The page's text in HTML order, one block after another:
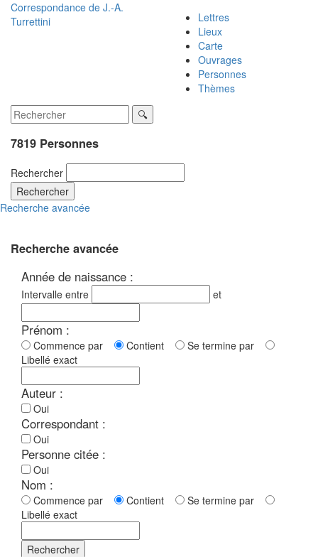
Correspondance de J.-A.
Turrettini
Lettres
Lieux
Carte
Ouvrages
Personnes
Thèmes
7819 Personnes
Rechercher
Rechercher
Recherche avancée
Recherche avancée
Année de naissance :
Intervalle entre et
Prénom :
Commence par Contient
Se termine par
Libellé exact
Auteur :
Oui
Correspondant :
Oui
Personne citée :
Oui
Nom :
Commence par Contient
Se termine par
Libellé exact
Rechercher